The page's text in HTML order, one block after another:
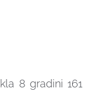
8 gradini 161